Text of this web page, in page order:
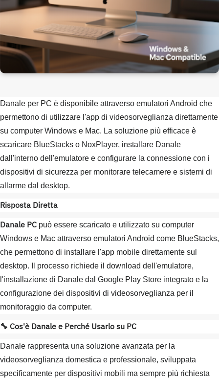
Danale per PC è disponibile attraverso emulatori Android che
permettono di utilizzare l'app di videosorveglianza direttamente
su computer Windows e Mac. La soluzione più efficace è
scaricare BlueStacks o NoxPlayer, installare Danale
dall'interno dell'emulatore e configurare la connessione con i
dispositivi di sicurezza per monitorare telecamere e sistemi di
allarme dal desktop.
Risposta Diretta
Danale PC può essere scaricato e utilizzato su computer
Windows e Mac attraverso emulatori Android come BlueStacks,
che permettono di installare l'app mobile direttamente sul
desktop. Il processo richiede il download dell'emulatore,
l'installazione di Danale dal Google Play Store integrato e la
configurazione dei dispositivi di videosorveglianza per il
monitoraggio da computer.
🔧 Cos'è Danale e Perché Usarlo su PC
Danale rappresenta una soluzione avanzata per la
videosorveglianza domestica e professionale, sviluppata
specificamente per dispositivi mobili ma sempre più richiesta